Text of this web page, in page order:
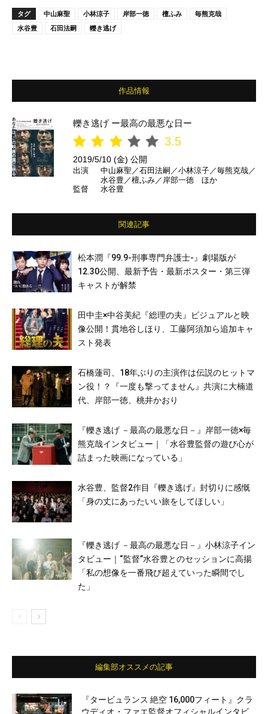
タグ 中山麻聖 小林涼子 岸部一徳 檀ふみ
毎熊克哉
水谷豊
石田法嗣 轢き逃げ
作品情報
轢き逃げ ー最高の最悪な日ー
3.5
2019/5/10 (金) 公開
出演
中山麻聖／石田法嗣／小林涼子／毎熊克哉／
水谷豊／檀ふみ／岸部一徳 ほか
監督
水谷豊
関連記事
松本潤『99.9-刑事専門弁護士-』劇場版が
12.30公開、最新予告・最新ポスター・第三弾
キャストが解禁
田中圭×中谷美紀『総理の夫』ビジュアルと映
像公開！貫地谷しほり、工藤阿須加ら追加キャ
スト発表
石橋蓮司、18年ぶりの主演作は伝説のヒットマ
ン役！？『一度も撃ってません』共演に大楠道
代、岸部一徳、桃井かおり
『轢き逃げ －最高の最悪な日－』岸部一徳×毎
熊克哉インタビュー｜「水谷豊監督の遊び心が
詰まった映画になっている」
水谷豊、監督2作目『轢き逃げ』封切りに感慨
「身の丈にあったいい旅をしてほしい」
『轢き逃げ －最高の最悪な日－』小林涼子イン
タビュー｜“監督”水谷豊とのセッションに高揚
「私の想像を一番飛び超えていった瞬間でし
た」
編集部オススメの記事
『タービュランス 絶空 16,000フィート』クラ
ウディオ・ファエ監督オフィシャルインタビ